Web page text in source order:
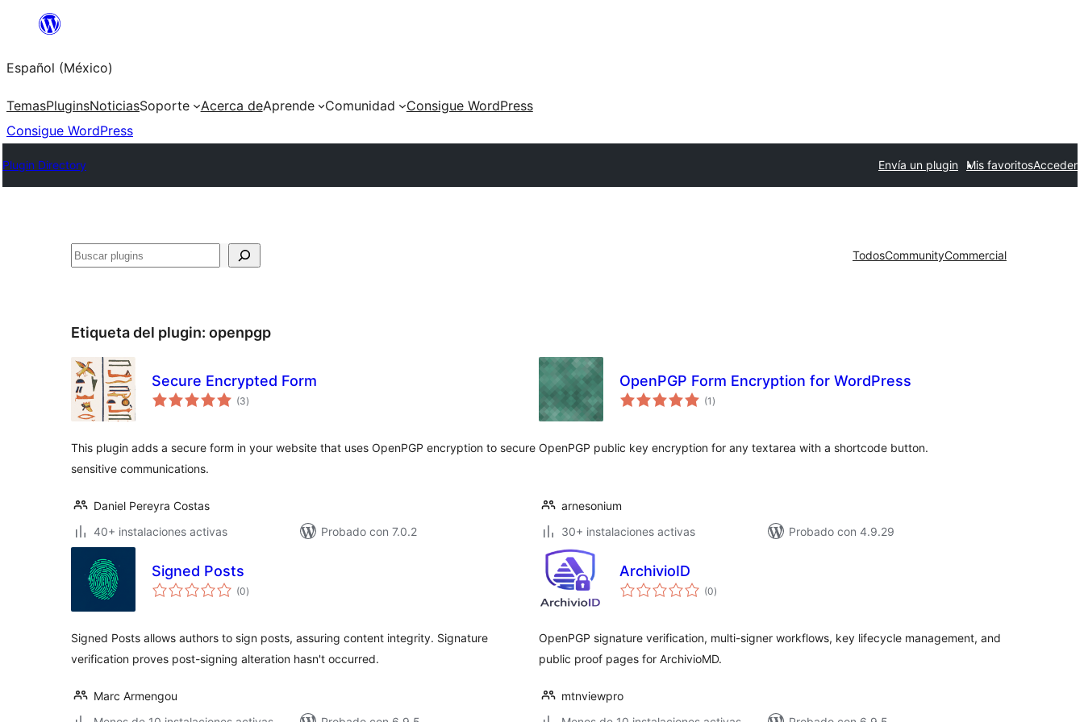
Saltar
contenido
Español (México)
TemasPluginsNoticiasSoporte Acerca deAprende Comunidad
Consigue WordPress
Consigue WordPress
Plugin Directory Envía un plugin Mis favoritosAcceder
Buscar TodosCommunityCommercial
Etiqueta del plugin: openpgp
Secure Encrypted Form
(3total
de
)
This plugin adds a secure form in your website that uses OpenPGP encryption to secure
sensitive communications.
Daniel Pereyra Costas
40+ instalaciones activas
Probado con 7.0.2
OpenPGP Form Encryption for WordPress
(1 total
de
)
OpenPGP public key encryption for any textarea with a shortcode button.
arnesonium
30+ instalaciones activas
Probado con 4.9.29
Signed Posts
(0total
de
)
Signed Posts allows authors to sign posts, assuring content integrity. Signature
verification proves post-signing alteration hasn't occurred.
Marc Armengou
ArchivioID
(0total
de
)
OpenPGP signature verification, multi-signer workflows, key lifecycle management, and
public proof pages for ArchivioMD.
mtnviewpro